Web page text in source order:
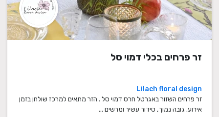
זר פרחים בכלי דמוי סל
Lilach floral design
זר פרחים השזור באגרטל חרס דמוי סל . הזר מתאים למרכז שולחן בזמן
אירוע. גובה נמוך, סידור עשיר ומרשים ...